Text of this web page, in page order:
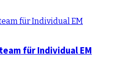
für Individual EM